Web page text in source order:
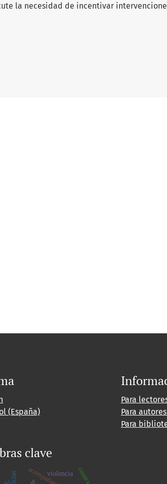
la necesidad de incentivar
(España)
Para
Para
Para
clave
contexto
violencia